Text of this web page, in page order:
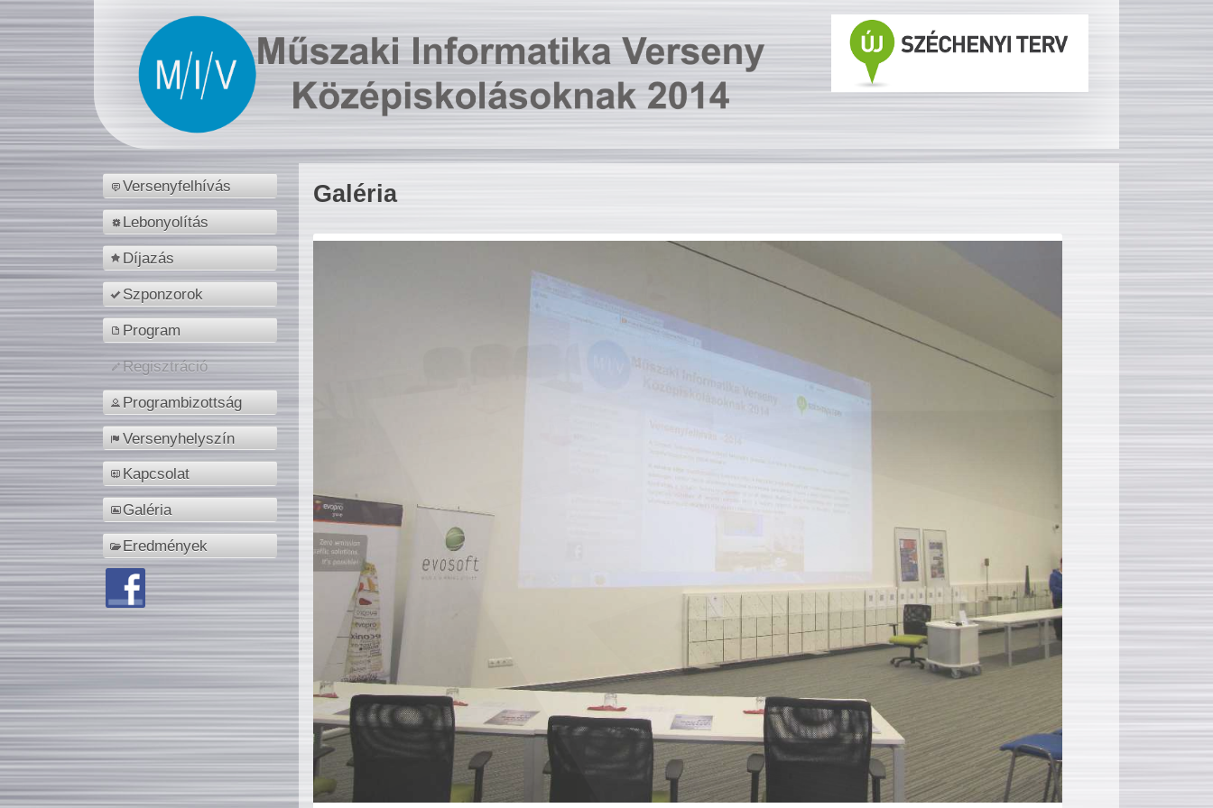
Versenyfelhívás
Lebonyolítás
Díjazás
Szponzorok
Program
Regisztráció
Programbizottság
Versenyhelyszín
Kapcsolat
Galéria
Eredmények
Galéria